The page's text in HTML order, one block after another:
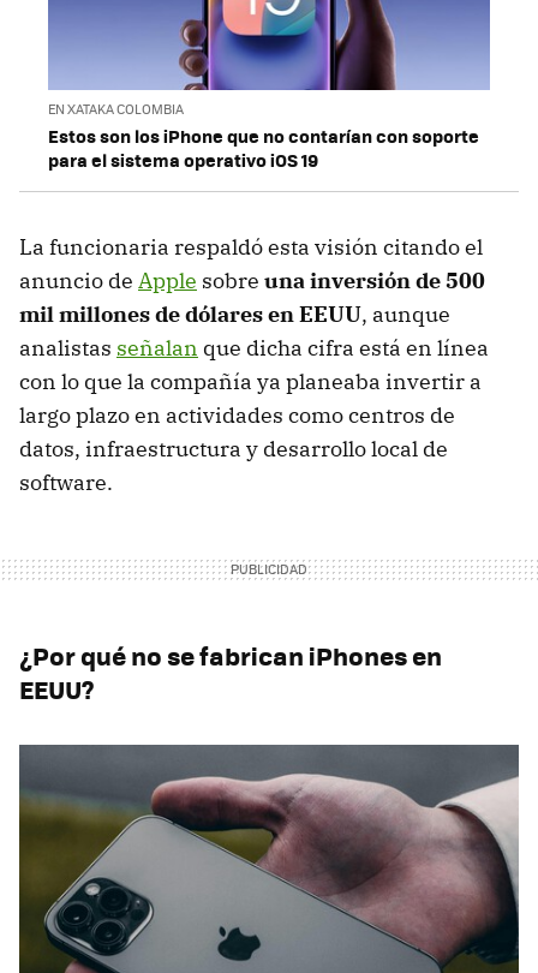
EN XATAKA COLOMBIA
Estos son los iPhone que no contarían con soporte
para el sistema operativo iOS 19
La funcionaria respaldó esta visión citando el
anuncio de Apple sobre una inversión de500
mil millones de dólares en EEUU, aunque
analistas señalan que dicha cifra está en línea
con lo que la compañía ya planeaba invertir a
largo plazo en actividades como centros de
datos, infraestructura y desarrollo local de
software.
¿Por qué no se fabrican iPhones en
EEUU?